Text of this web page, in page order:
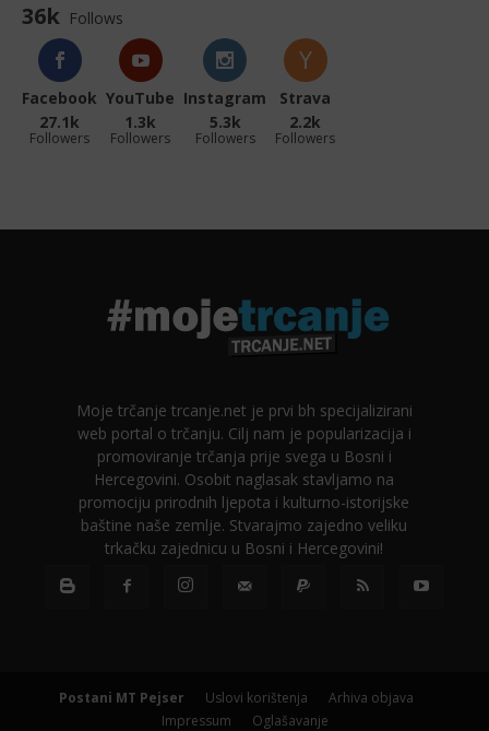
36k Follows
Facebook
27.1k
Followers
YouTube
1.3k
Followers
Instagram
5.3k
Followers
Strava
2.2k
Followers
Moje trčanje trcanje.net je prvi bh specijalizirani
web portal o trčanju. Cilj nam je popularizacija i
promoviranje trčanja prije svega u Bosni i
Hercegovini. Osobit naglasak stavljamo na
promociju prirodnih ljepota i kulturno-istorijske
baštine naše zemlje. Stvarajmo zajedno veliku
trkačku zajednicu u Bosni i Hercegovini!
Postani MT Pejser Uslovi korištenja
Arhiva objava
Impressum
Oglašavanje